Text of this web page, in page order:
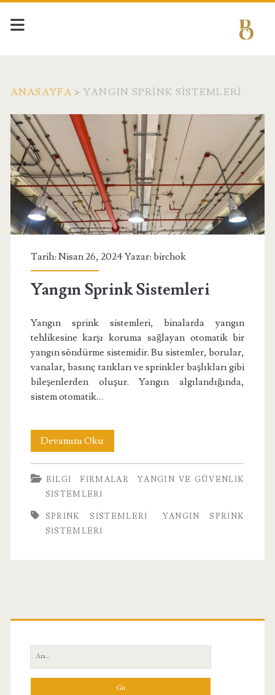
ANASAYFA > YANGIN SPRINK SISTEMLERI
Etiket:
<span>Yangın
Sprink
Sistemleri</span>
Tarih: Nisan 26, 2024 Yazar: birchok
Yangın Sprink Sistemleri
Yangın sprink sistemleri, binalarda yangın
tehlikesine karşı koruma sağlayan otomatik bir
yangın söndürme sistemidir. Bu sistemler, borular,
vanalar, basınç tankları ve sprinkler başlıkları gibi
bileşenlerden oluşur. Yangın algılandığında,
sistem otomatik…
Devamını OkuYangın
Sprink
Sistemleri
BILGI FIRMALAR
YANGIN VE GÜVENLIK
SISTEMLERI
SPRINK SISTEMLERI
YANGIN SPRINK
SISTEMLERI
Birincil
Yan
Menü
Ara: